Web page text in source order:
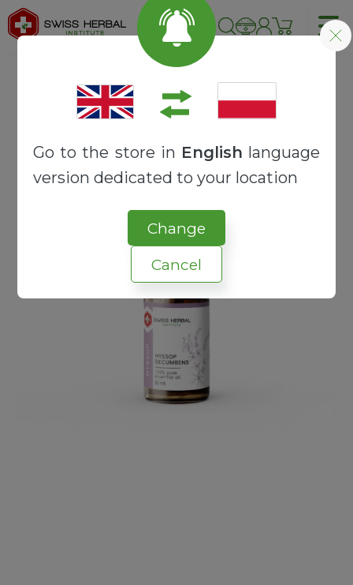
Go to the store in English language
version dedicated to your location
Change
Cancel
Strona główna OLEJKI TERAPEUTYCZNE
Hyzop olejek eteryczny | Hyssopus officinalis